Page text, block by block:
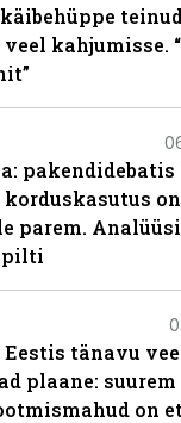
kahjumisse.
korduskasutus
parem.
pilti
Eestis tänavu
plaane:
on